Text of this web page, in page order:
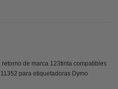
de marca 123tinta compatibles
para etiquetadoras Dymo